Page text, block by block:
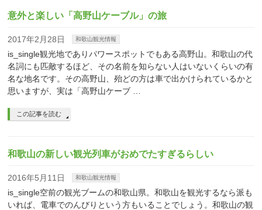
意外と楽しい「高野山ケーブル」の旅
2017年2月28日 和歌山観光情報
is_single観光地でありパワースポットでもある高野山。和歌山の代
名詞にも匹敵するほど、その名前を知らない人はいないくらいの有
名な地名です。その高野山、殆どの方は車で出かけられているかと
思いますが、実は「高野山ケーブ …
この記事を読む
和歌山の新しい観光列車がおめでたすぎるらしい
2016年5月11日 和歌山観光情報
is_single空前の観光ブームの和歌山県。和歌山を観光するなら派も
いれば、電車でのんびりという方もいることでしょう。和歌山の観